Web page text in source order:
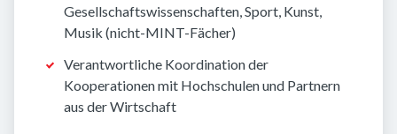
Gesellschaftswissenschaften, Sport, Kunst,
Musik (nicht-MINT-Fächer)
Verantwortliche Koordination der
Kooperationen mit Hochschulen und Partnern
aus der Wirtschaft